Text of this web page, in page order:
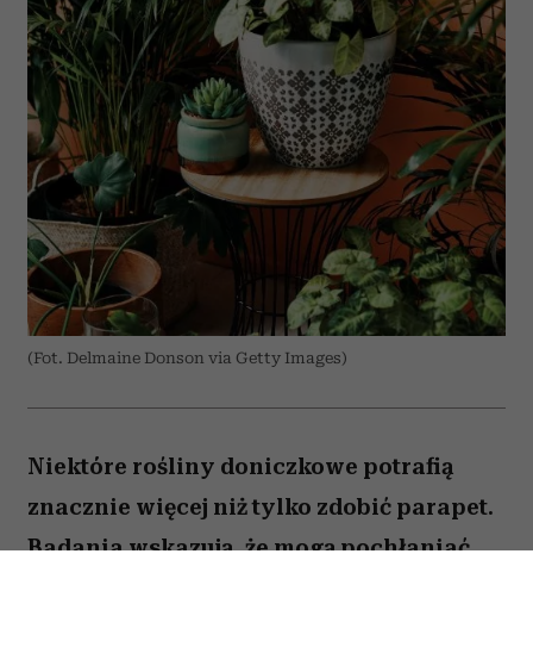
(Fot. Delmaine Donson via Getty Images)
Niektóre rośliny doniczkowe potrafią
znacznie więcej niż tylko zdobić parapet.
Badania wskazują, że mogą pochłaniać